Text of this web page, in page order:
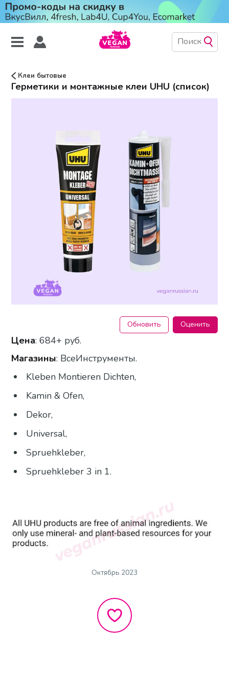
Клеи бытовые
Герметики и монтажные клеи UHU (список)
Обновить Оценить
Цена: 684+ руб.
Магазины: ВсеИнструменты.
Kleben Montieren Dichten,
Kamin & Ofen,
Dekor,
Universal,
Spruehkleber,
Spruehkleber 3 in 1.
Октябрь 2023